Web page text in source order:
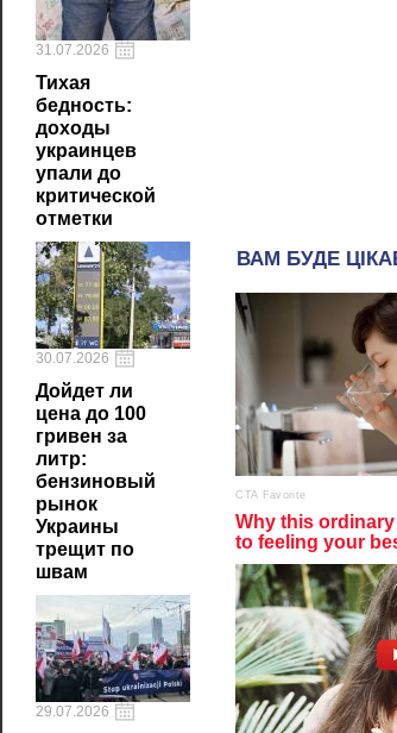
31.07.2026
Тихая
бедность:
доходы
украинцев
упали до
критической
отметки
30.07.2026
Дойдет ли
цена до 100
гривен за
литр:
бензиновый
рынок
Украины
трещит по
швам
29.07.2026